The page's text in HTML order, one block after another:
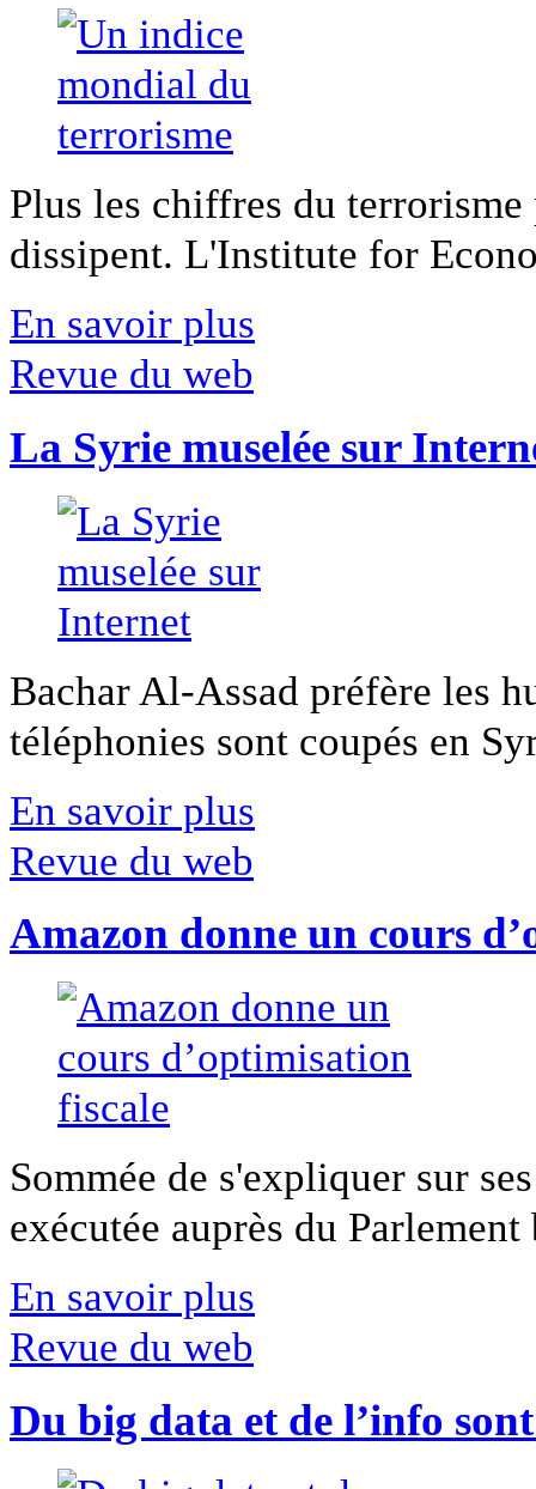
Plus les chiffres du
dissipent. L'Institute for
En savoir plus
Revue du web
La Syrie muselée sur
Bachar Al-Assad préfère les
téléphonies sont coupés en
En savoir plus
Revue du web
Amazon donne un cours
Sommée de s'expliquer sur
exécutée auprès du
En savoir plus
Revue du web
Du big data et de l’info